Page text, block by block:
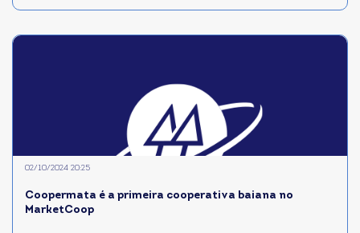
Coopermata é a primeira cooperativa baiana no
MarketCoop
02/10/2024 20:25